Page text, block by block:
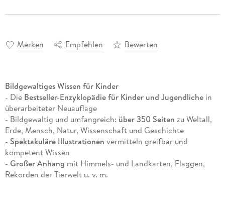
Merken Empfehlen Bewerten
Bildgewaltiges Wissen für Kinder
- DieBestseller-Enzyklopädie für Kinder und Jugendliche in
überarbeiteter Neuauflage
- Bildgewaltig und umfangreich: über 350 Seiten zu Weltall,
Erde, Mensch, Natur, Wissenschaft und Geschichte
- Spektakuläre Illustrationen vermitteln greifbar und
kompetent Wissen
- Großer Anhang mit Himmels- und Landkarten, Flaggen,
Rekorden der Tierwelt u. v. m.